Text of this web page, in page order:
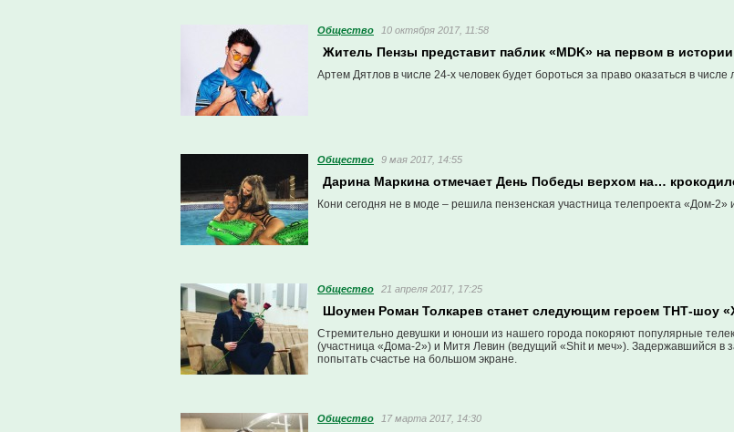
Общество 10 октября 2017, 11:58
Житель Пензы представит паблик «MDK» на первом в
Артем Дятлов в числе 24-х человек будет бороться за право оказаться в числе
Общество 9 мая 2017, 14:55
Дарина Маркина отмечает День Победы верхом на…
Кони сегодня не в моде – решила пензенская участница телепроекта «Дом-2»
Общество 21 апреля 2017, 17:25
Шоумен Роман Толкарев станет следующим героем ТНТ-шоу
Стремительно девушки и юноши из нашего города покоряют популярные
(участница «Дома-2») и Митя Левин (ведущий «Shit и меч»). Задержавшийся в
попытать счастье на большом экране.
Общество 17 марта 2017, 14:30